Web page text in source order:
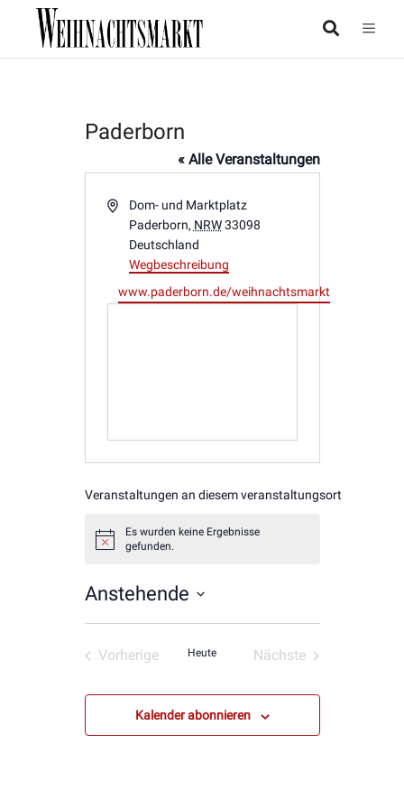
Paderborn
« Alle Veranstaltungen
AdresseDom- und Marktplatz
Paderborn, NRW 33098
Deutschland
Wegbeschreibung
Webseite
www.paderborn.de/weihnachtsmarkt
Veranstaltungen an diesem veranstaltungsort
Hinweis
Es wurden keine Ergebnisse
gefunden.
Anstehende
Datum
wählen.
Vorherige
Heute
Nächste
Kalender abonnieren